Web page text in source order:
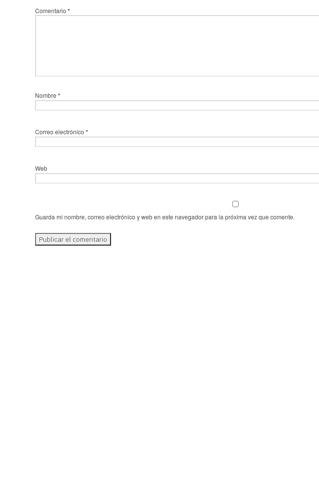
Comentario *
Nombre *
Correo electrónico *
Web
Guarda mi nombre, correo electrónico y web en este navegador para la próxima vez que comente.